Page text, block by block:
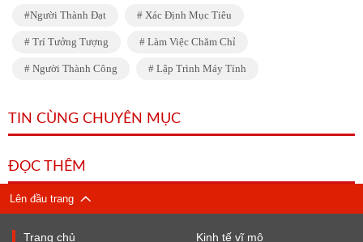
Người Thành Đạt Xác Định Mục Tiêu
Trí Tưởng Tượng Làm Việc Chăm Chỉ
Người Thành Công Lập Trình Máy Tính
TIN CÙNG CHUYÊN MỤC
ĐỌC THÊM
Lên đầu trang
Trang chủ Kinh tế vĩ mô